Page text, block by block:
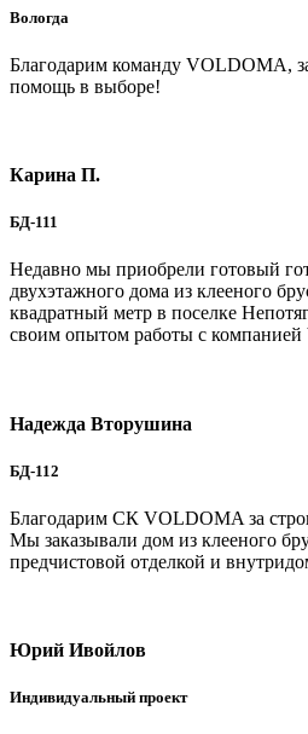
Вологда
Благодарим команду VOLDOMA,
помощь в выборе!
Карина П.
БД-111
Недавно мы приобрели готовый
двухэтажного дома из клееного
квадратный метр в поселке
своим опытом работы с
Надежда Вторушина
БД-112
Благодарим СК VOLDOMA за
Мы заказывали дом из клееного
предчистовой отделкой и
Юрий Ивойлов
Индивидуальный проект